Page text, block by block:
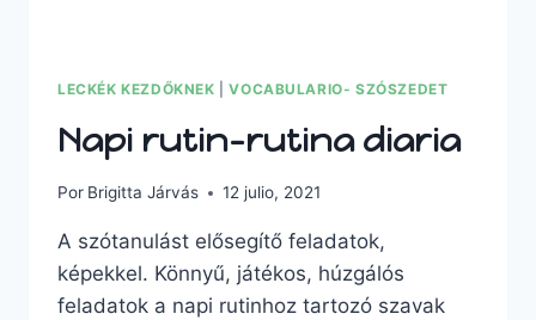
LECKÉK KEZDŐKNEK |VOCABULARIO- SZÓSZEDET
Napi rutin-rutina diaria
Por Brigitta Járvás 12 julio, 2021
A szótanulást elősegítő feladatok,
képekkel. Könnyű, játékos, húzgálós
feladatok a napi rutinhoz tartozó szavak